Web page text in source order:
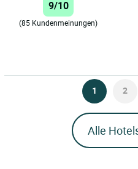
9/10
(85 Kundenmeinungen)
1 2
Alle